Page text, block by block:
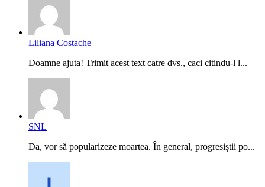
Liliana Costache
Doamne ajuta! Trimit acest text catre dvs., caci citindu-l l...
SNL
Da, vor să popularizeze moartea. În general, progresiștii po...